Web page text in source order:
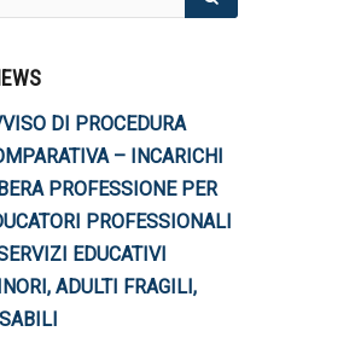
DI PROCEDURA
– INCARICHI
PROFESSIONE PER
PROFESSIONALI
EDUCATIVI
ADULTI FRAGILI,